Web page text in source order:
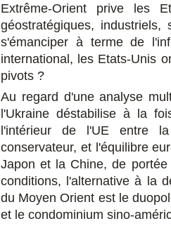
Extrême-Orient prive les
géostratégiques,
s'émanciper à terme de
international, les Etats-Unis
pivots ?
Au regard d'une analyse
l'Ukraine déstabilise à la
l'intérieur de l'UE entre
conservateur, et l'équilibre
Japon et la Chine, de
conditions, l'alternative à la
du Moyen Orient est le
et le condominium sino-